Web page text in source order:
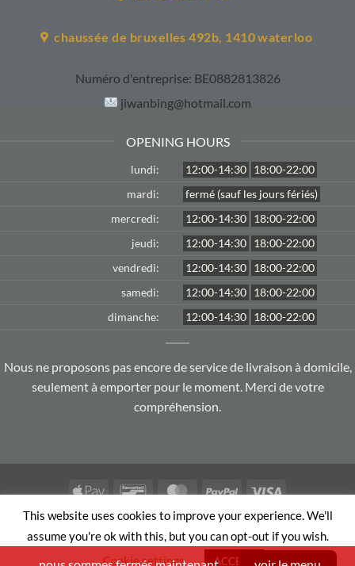
chaussée de bruxelles 492b, 1410 waterloo
Numéro d'entreprise: BE0882813826
jiwanbing@hotmail.com
OPENING HOURS
lundi: 12:00-14:30 18:00-22:00
mardi:
fermé (sauf les jours fériés)
mercredi:
12:00-14:30 18:00-22:00
jeudi:
12:00-14:30 18:00-22:00
vendredi:
12:00-14:30 18:00-22:00
samedi:
12:00-14:30 18:00-22:00
dimanche:
12:00-14:30 18:00-22:00
Nous ne proposons pas encore de service de livraison à domicile,
seulement à emporter pour le moment. Merci de votre
compréhension.
Apple
BancontactMasterCardPayPal
TERMS AND CONDITIONS PRIVACY POLICY
Copyright 2026 ©Le jardin d'Asie| Member ofOrder & Eat
This website uses cookies to improve your experience. We'll
assume you're ok with this, but you can opt-out if you wish.
Cookie settings
ACCEPT